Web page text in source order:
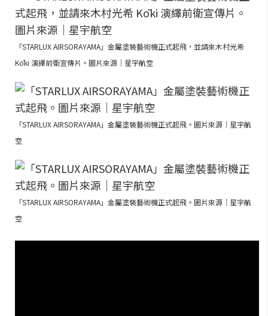
「STARLUX AIRSORAYAMA」金屬塗裝藝術機正式起飛，並請來木村光希
Kōki 演繹前衛宣傳片。圖片來源｜星宇航空
「STARLUX AIRSORAYAMA」金屬塗裝藝術機正式起飛。圖片來源｜星宇航
空
「STARLUX AIRSORAYAMA」金屬塗裝藝術機正式起飛。圖片來源｜星宇航
空